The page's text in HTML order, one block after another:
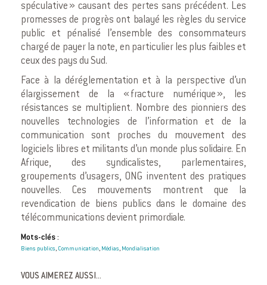
spéculative » causant des pertes sans précédent. Les
promesses de progrès ont balayé les règles du service
public et pénalisé l’ensemble des consommateurs
chargé de payer la note, en particulier les plus faibles et
ceux des pays du Sud.
Face à la déréglementation et à la perspective d’un
élargissement de la « fracture numérique », les
résistances se multiplient. Nombre des pionniers des
nouvelles technologies de l’information et de la
communication sont proches du mouvement des
logiciels libres et militants d’un monde plus solidaire. En
Afrique, des syndicalistes, parlementaires,
groupements d’usagers, ONG inventent des pratiques
nouvelles. Ces mouvements montrent que la
revendication de biens publics dans le domaine des
télécommunications devient primordiale.
Mots-clés :
Biens publics, Communication, Médias, Mondialisation
VOUS AIMEREZ AUSSI...